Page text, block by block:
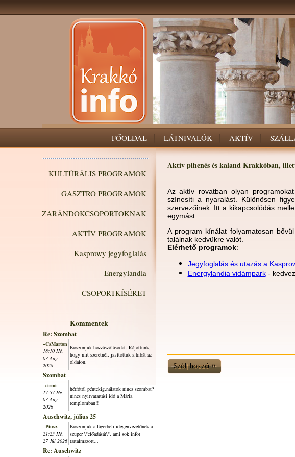
FŐOLDAL LÁTNIVALÓK AKTÍV
KULTÚRÁLIS PROGRAMOK
GASZTRO PROGRAMOK
ZARÁNDOKCSOPORTOKNAK
AKTÍV PROGRAMOK
Kasprowy jegyfoglalás
Energylandia
CSOPORTKÍSÉRET
Kommentek
Re: Szombat
~CsMarton
18:10 Hé,
03 Aug
2026
Köszönjük hozzászólásodat. Rájöttünk,
hogy mit szeretnél, javítottuk a hibát az
oldalon.
Szombat
~cirmi
17:57 Hé,
03 Aug
2026
hétfőtől péntekig,nálatok nincs szombat?
nincs nyitvatartási idő a Mária
templomban!!
Auschwitz, július 25
~Piusz
21:23 Hé,
27 Júl 2026
Köszönjük a lágerbeli idegenvezetőnek a
szuper \"előadását\", ami sok infot
tartalmazott...
Re: Auschwitz
Aktív pihenés és kaland Krakkóban,
Az aktív rovatban olyan
színesíti a nyaralást. Különösen
szervezőinek. Itt a kikapcsolódás
egymást.
A program kínálat folyamatosan
találnak kedvükre valót.
Elérhető programok:
Jegyfoglalás és utazás a
Energylandia vidámpark-